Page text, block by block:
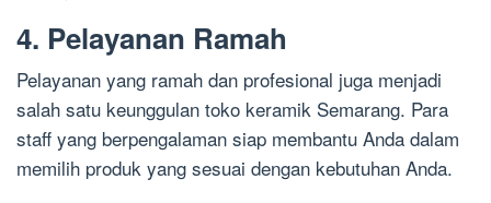
4. Pelayanan Ramah
Pelayanan yang ramah dan profesional juga menjadi
salah satu keunggulan toko keramik Semarang. Para
staff yang berpengalaman siap membantu Anda dalam
memilih produk yang sesuai dengan kebutuhan Anda.